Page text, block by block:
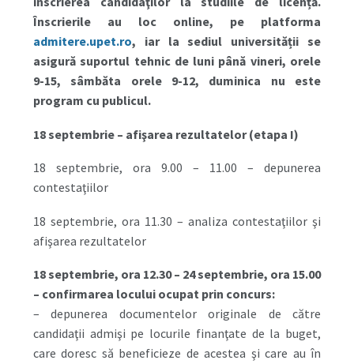
Înscrierile au loc online, pe platforma
admitere.upet.ro, iar la sediul universității se
asigură suportul tehnic de luni până vineri, orele
9-15, sâmbăta orele 9-12, duminica nu este
program cu publicul.
18 septembrie – afişarea rezultatelor (etapa I)
18 septembrie, ora 9.00 – 11.00 – depunerea
contestaţiilor
18 septembrie, ora 11.30 – analiza contestaţiilor şi
afişarea rezultatelor
18 septembrie, ora 12.30 – 24 septembrie, ora 15.00
– confirmarea locului ocupat prin concurs:
– depunerea documentelor originale de către
candidaţii admişi pe locurile finanţate de la buget,
care doresc să beneficieze de acestea şi care au în